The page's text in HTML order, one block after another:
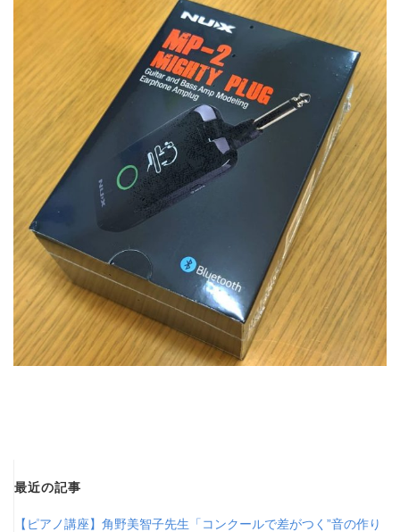
最近の記事
【ピアノ講座】角野美智子先生「コンクールで差がつく”音の作り